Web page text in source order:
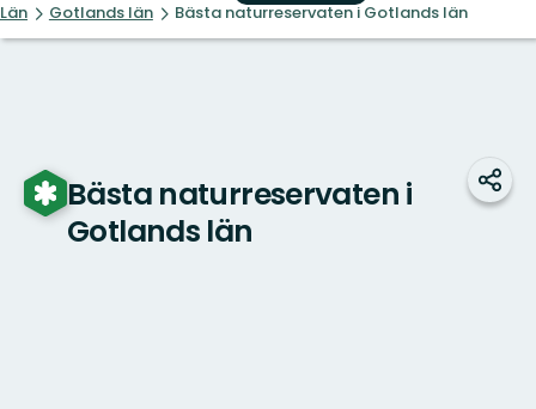
Län Gotlands län Bästa naturreservaten i Gotlands län
Bästa naturreservaten i
Gotlands län
Dela